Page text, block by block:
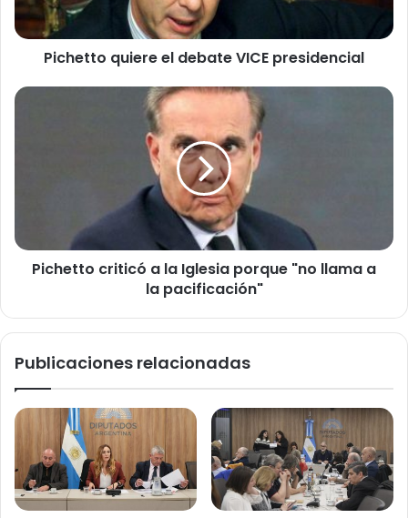
Pichetto quiere el debate VICE presidencial
Pichetto
a
Pichetto criticó a la Iglesia porque "no llama a
la pacificación"
Publicaciones relacionadas